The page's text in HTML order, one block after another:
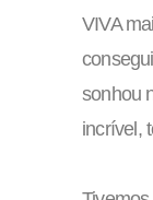
VIVA
sonhou
incrível,